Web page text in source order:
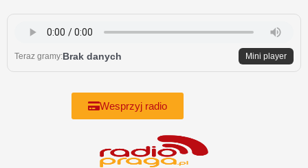
content
Teraz gramy:Brak danych Mini player
Wesprzyj radio